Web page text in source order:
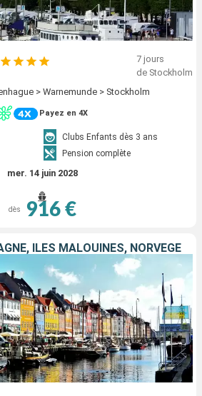
7 jours
de Stockholm
> Warnemunde > Stockholm
Payez en 4X
Clubs Enfants dès 3 ans
Pension complète
mer. 14 juin 2028
dès 916 €
ÎLES MALOUINES, NORVÈGE